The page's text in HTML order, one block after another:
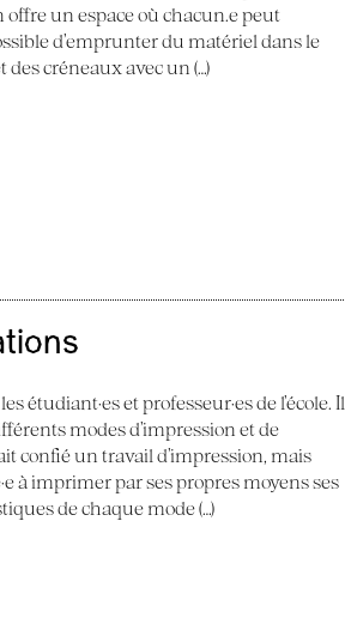
offre un espace où chacun.e peut
d’emprunter du matériel dans le
des créneaux avec un (…)
étudiant·es et professeur·es de l’école. Il
modes d’impression et de
confié un travail d’impression, mais
à imprimer par ses propres moyens ses
de chaque mode (…)